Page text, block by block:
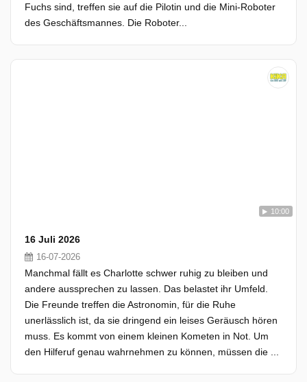
Fuchs sind, treffen sie auf die Pilotin und die Mini-Roboter
des Geschäftsmannes. Die Roboter...
10:00
16 Juli 2026
16-07-2026
Manchmal fällt es Charlotte schwer ruhig zu bleiben und
andere aussprechen zu lassen. Das belastet ihr Umfeld.
Die Freunde treffen die Astronomin, für die Ruhe
unerlässlich ist, da sie dringend ein leises Geräusch hören
muss. Es kommt von einem kleinen Kometen in Not. Um
den Hilferuf genau wahrnehmen zu können, müssen die ...